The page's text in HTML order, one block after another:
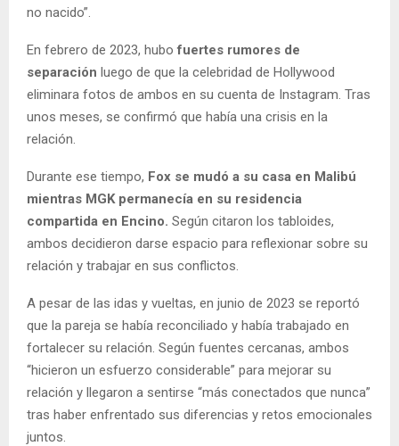
no nacido”.
En febrero de 2023, hubo fuertes rumores de
separación luego de que la celebridad de Hollywood
eliminara fotos de ambos en su cuenta de Instagram. Tras
unos meses, se confirmó que había una crisis en la
relación.
Durante ese tiempo, Fox se mudó a su casa en Malibú
mientras MGK permanecía en su residencia
compartida en Encino. Según citaron los tabloides,
ambos decidieron darse espacio para reflexionar sobre su
relación y trabajar en sus conflictos.
A pesar de las idas y vueltas, en junio de 2023 se reportó
que la pareja se había reconciliado y había trabajado en
fortalecer su relación. Según fuentes cercanas, ambos
“hicieron un esfuerzo considerable” para mejorar su
relación y llegaron a sentirse “más conectados que nunca”
tras haber enfrentado sus diferencias y retos emocionales
juntos.